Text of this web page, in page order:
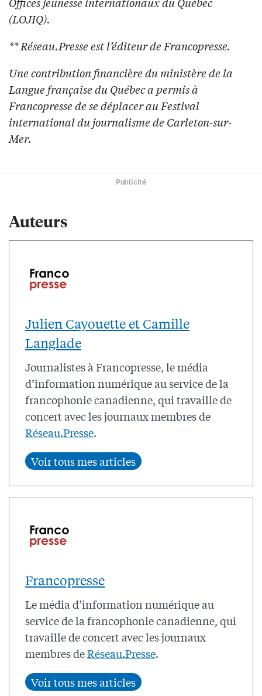
(LOJIQ).
** Réseau.Presse est l’éditeur de Francopresse.
Une contribution financière du ministère de la
Langue française du Québec a permis à
Francopresse de se déplacer au Festival
international du journalisme de Carleton-sur-
Mer.
Publicité
Auteurs
Julien Cayouette et Camille
Langlade
Journalistes à Francopresse, le média
d’information numérique au service de la
francophonie canadienne, qui travaille de
concert avec les journaux membres de
Réseau.Presse.
Francopresse
Le média d’information numérique au
service de la francophonie canadienne, qui
travaille de concert avec les journaux
membres deRéseau.Presse.